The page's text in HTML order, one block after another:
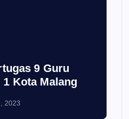
9 Guru
1 Kota Malang
2023